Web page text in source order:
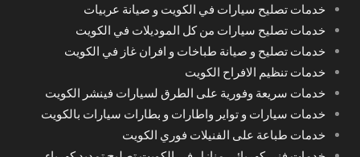
خدمات تصليح سيارات في الكويت و صيانة عربيات
خدمات تصليح سيارات من كل الموديلات في الكويت
خدمات تصليح و صيانة طباخات و افران غاز في الكويت
خدمات تنظيم الافراح الكويت
خدمات سريعة وفورية على الطرق لسيارات فينشر الكويت
خدمات سيارات و تواير واطارات و بطارات سيارات بالكويت
خدمات طباعة على الفنيلات فوري الكويت